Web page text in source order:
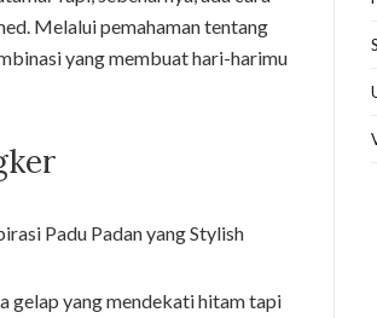
Melalui pemahaman tentang
yang membuat hari-harimu
gelap yang mendekati hitam tapi